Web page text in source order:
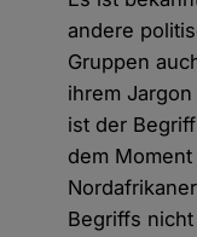
andere
Gruppen
ihrem
ist der
dem
Begriffs